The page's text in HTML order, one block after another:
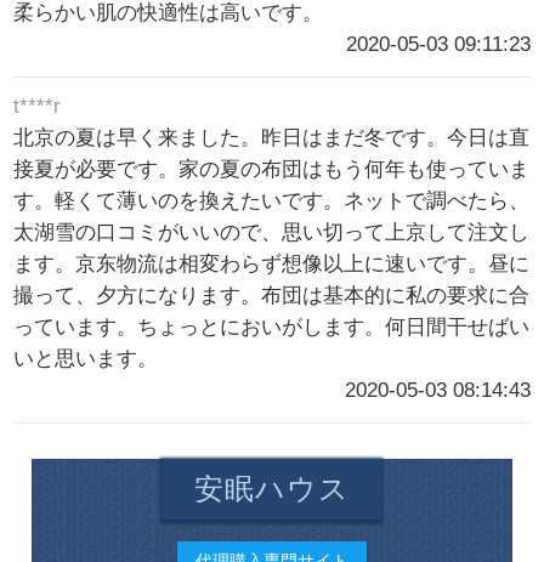
柔らかい肌の快適性は高いです。
2020-05-03 09:11:23
t****r
北京の夏は早く来ました。昨日はまだ冬です。今日は直
接夏が必要です。家の夏の布団はもう何年も使っていま
す。軽くて薄いのを換えたいです。ネットで調べたら、
太湖雪の口コミがいいので、思い切って上京して注文し
ます。京东物流は相変わらず想像以上に速いです。昼に
撮って、夕方になります。布団は基本的に私の要求に合
っています。ちょっとにおいがします。何日間干せばい
いと思います。
2020-05-03 08:14:43
安眠ハウス